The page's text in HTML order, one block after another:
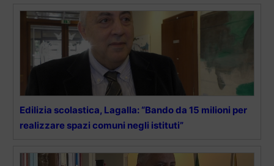
Edilizia scolastica, Lagalla: “Bando da 15 milioni per
realizzare spazi comuni negli istituti”